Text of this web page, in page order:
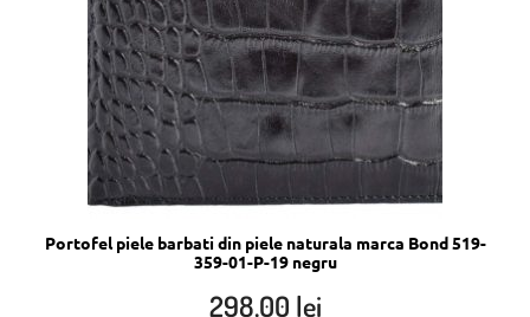
Portofel piele barbati din piele naturala marca Bond 519-
359-01-P-19 negru
298,00 lei